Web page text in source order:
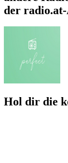
der
Hol dir die